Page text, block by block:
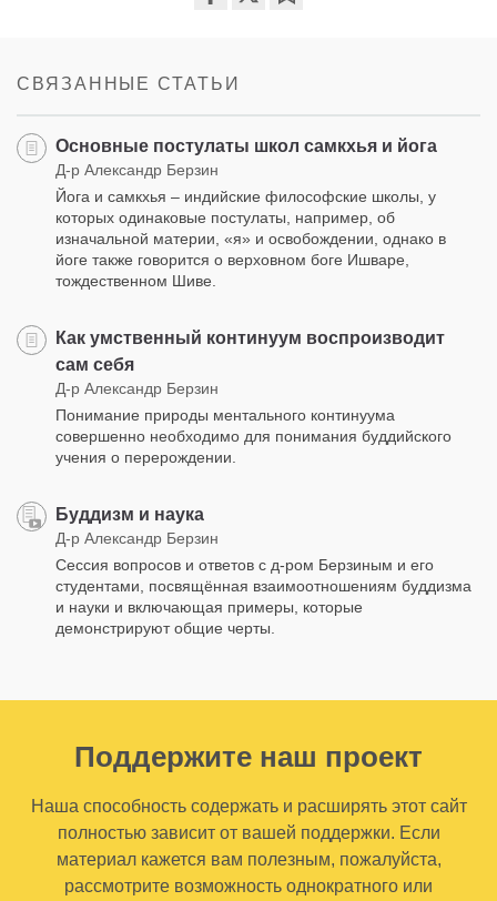
СВЯЗАННЫЕ СТАТЬИ
Основные постулаты школ самкхья и йога
Д-р Александр Берзин
Йога и самкхья – индийские философские школы, у
которых одинаковые постулаты, например, об
изначальной материи, «я» и освобождении, однако в
йоге также говорится о верховном боге Ишваре,
тождественном Шиве.
Как умственный континуум воспроизводит
сам себя
Д-р Александр Берзин
Понимание природы ментального континуума
совершенно необходимо для понимания буддийского
учения о перерождении.
Буддизм и наука
Д-р Александр Берзин
Сессия вопросов и ответов с д-ром Берзиным и его
студентами, посвящённая взаимоотношениям буддизма
и науки и включающая примеры, которые
демонстрируют общие черты.
Поддержите наш проект
Наша способность содержать и расширять этот сайт
полностью зависит от вашей поддержки. Если
материал кажется вам полезным, пожалуйста,
рассмотрите возможность однократного или